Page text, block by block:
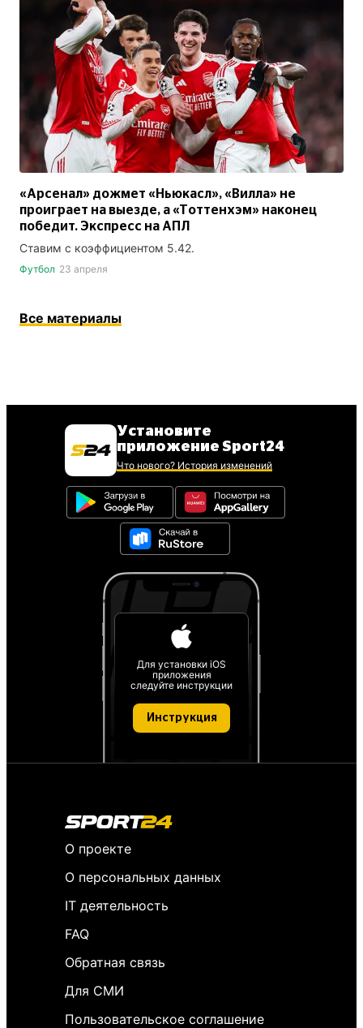
«Арсенал» дожмет «Ньюкасл», «Вилла» не
проиграет на выезде, а «Тоттенхэм» наконец
победит. Экспресс на АПЛ
Ставим с коэффициентом 5.42.
Футбол 23 апреля
Все материалы
Установите
приложение Sport24
Что нового? История изменений
Для установки iOS
приложения
следуйте инструкции
Инструкция
О проекте
О персональных данных
IT деятельность
FAQ
Обратная связь
Для СМИ
Пользовательское соглашение